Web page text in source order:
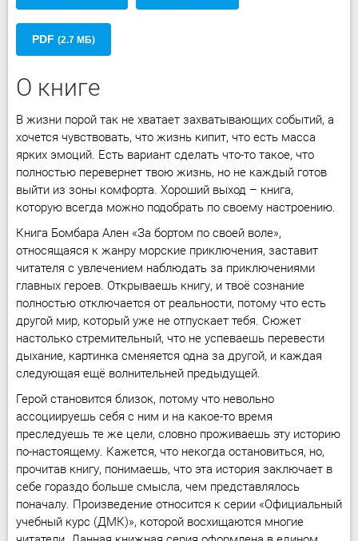
PDF (2.7 МБ)
О книге
В жизни порой так не хватает захватывающих событий, а
хочется чувствовать, что жизнь кипит, что есть масса
ярких эмоций. Есть вариант сделать что-то такое, что
полностью перевернет твою жизнь, но не каждый готов
выйти из зоны комфорта. Хороший выход – книга,
которую всегда можно подобрать по своему настроению.
Книга Бомбара Ален «За бортом по своей воле»,
относящаяся к жанру морские приключения, заставит
читателя с увлечением наблюдать за приключениями
главных героев. Открываешь книгу, и твоё сознание
полностью отключается от реальности, потому что есть
другой мир, который уже не отпускает тебя. Сюжет
настолько стремительный, что не успеваешь перевести
дыхание, картинка сменяется одна за другой, и каждая
следующая ещё волнительней предыдущей.
Герой становится близок, потому что невольно
ассоциируешь себя с ним и на какое-то время
преследуешь те же цели, словно проживаешь эту историю
по-настоящему. Кажется, что некогда остановиться, но,
прочитав книгу, понимаешь, что эта история заключает в
себе гораздо больше смысла, чем представлялось
поначалу. Произведение относится к серии «Официальный
учебный курс (ДМК)», которой восхищаются многие